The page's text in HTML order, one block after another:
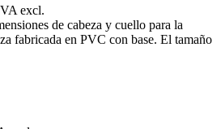
excl.
de cabeza y cuello para la
fabricada en PVC con base. El tamaño